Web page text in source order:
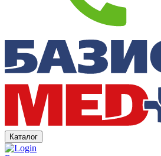
Каталог